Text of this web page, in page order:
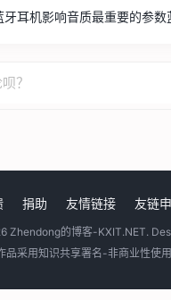
牙耳机影响音质最重要的参
捐助 友情链接 友链
Zhendong的博客-KXIT.NET.
品采用知识共享署名-非商业性使